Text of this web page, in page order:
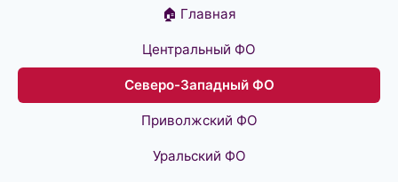
🏠 Главная
Центральный ФО
Северо-Западный ФО
Приволжский ФО
Уральский ФО